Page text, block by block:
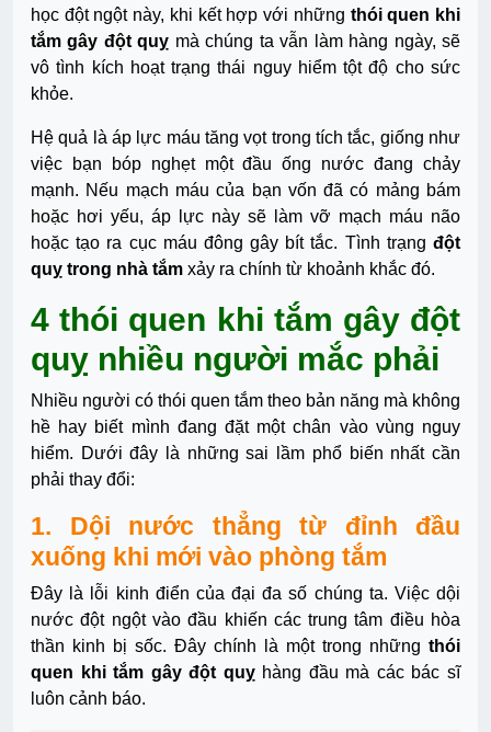
học đột ngột này, khi kết hợp với những thói quen khi
tắm gây đột quỵ mà chúng ta vẫn làm hàng ngày, sẽ
vô tình kích hoạt trạng thái nguy hiểm tột độ cho sức
khỏe.
Hệ quả là áp lực máu tăng vọt trong tích tắc, giống như
việc bạn bóp nghẹt một đầu ống nước đang chảy
mạnh. Nếu mạch máu của bạn vốn đã có mảng bám
hoặc hơi yếu, áp lực này sẽ làm vỡ mạch máu não
hoặc tạo ra cục máu đông gây bít tắc. Tình trạng đột
quỵ trong nhà tắm xảy ra chính từ khoảnh khắc đó.
4 thói quen khi tắm gây đột
quỵ nhiều người mắc phải
Nhiều người có thói quen tắm theo bản năng mà không
hề hay biết mình đang đặt một chân vào vùng nguy
hiểm. Dưới đây là những sai lầm phổ biến nhất cần
phải thay đổi:
1. Dội nước thẳng từ đỉnh đầu
xuống khi mới vào phòng tắm
Đây là lỗi kinh điển của đại đa số chúng ta. Việc dội
nước đột ngột vào đầu khiến các trung tâm điều hòa
thần kinh bị sốc. Đây chính là một trong những thói
quen khi tắm gây đột quỵ hàng đầu mà các bác sĩ
luôn cảnh báo.